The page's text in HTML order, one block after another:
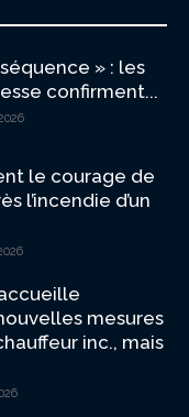
» : les
confirment...
le courage de
l’incendie d’un
mesures
inc., mais